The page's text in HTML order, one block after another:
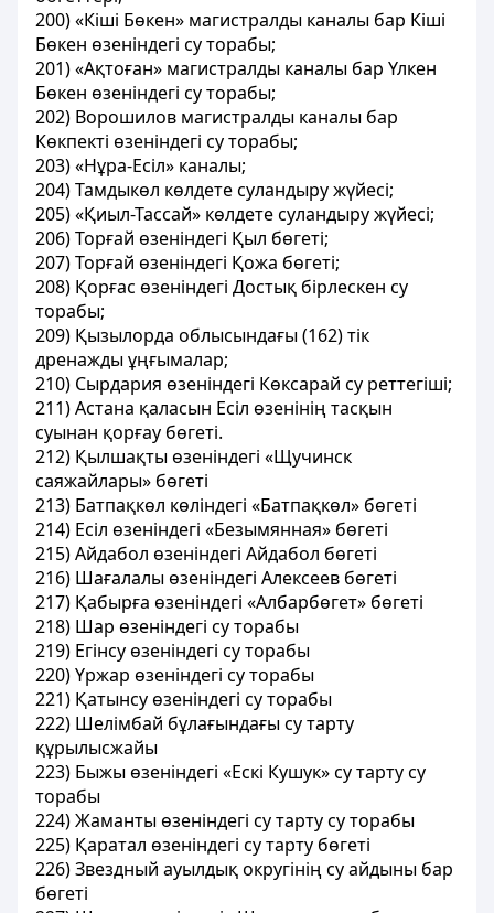
200) «Кіші Бөкен» магистралды каналы бар Кіші
Бөкен өзеніндегі су торабы;
201) «Ақтоған» магистралды каналы бар Үлкен
Бөкен өзеніндегі су торабы;
202) Ворошилов магистралды каналы бар
Көкпекті өзеніндегі су торабы;
203) «Нұра-Есіл» каналы;
204) Тамдыкөл көлдете суландыру жүйесі;
205) «Қиыл-Тассай» көлдете суландыру жүйесі;
206) Торғай өзеніндегі Қыл бөгеті;
207) Торғай өзеніндегі Қожа бөгеті;
208) Қорғас өзеніндегі Достық бірлескен су
торабы;
209) Қызылорда облысындағы (162) тік
дренажды ұңғымалар;
210) Сырдария өзеніндегі Көксарай су реттегіші;
211) Астана қаласын Есіл өзенінің тасқын
суынан қорғау бөгеті.
212) Қылшақты өзеніндегі «Щучинск
саяжайлары» бөгеті
213) Батпақкөл көліндегі «Батпақкөл» бөгеті
214) Есіл өзеніндегі «Безымянная» бөгеті
215) Айдабол өзеніндегі Айдабол бөгеті
216) Шағалалы өзеніндегі Алексеев бөгеті
217) Қабырға өзеніндегі «Албарбөгет» бөгеті
218) Шар өзеніндегі су торабы
219) Егінсу өзеніндегі су торабы
220) Үржар өзеніндегі су торабы
221) Қатынсу өзеніндегі су торабы
222) Шелімбай бұлағындағы су тарту
құрылысжайы
223) Быжы өзеніндегі «Ескі Кушук» су тарту су
торабы
224) Жаманты өзеніндегі су тарту су торабы
225) Қаратал өзеніндегі су тарту бөгеті
226) Звездный ауылдық округінің су айдыны бар
бөгеті